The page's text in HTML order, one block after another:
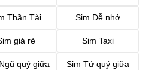
Thần Tài Sim Dễ nhớ
giá rẻ Sim Taxi
quý giữa Sim Tứ quý giữa